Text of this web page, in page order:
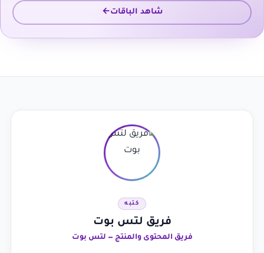
شاهد الباقات
كتبه
فريق لتس بوت
فريق المحتوى والمنتج — لتس بوت